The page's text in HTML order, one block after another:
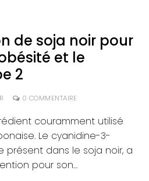
de soja noir pour
et le
2
0 COMMENTAIRE
couramment utilisé
Le cyanidine-3-
présent dans le soja noir, a
pour son…